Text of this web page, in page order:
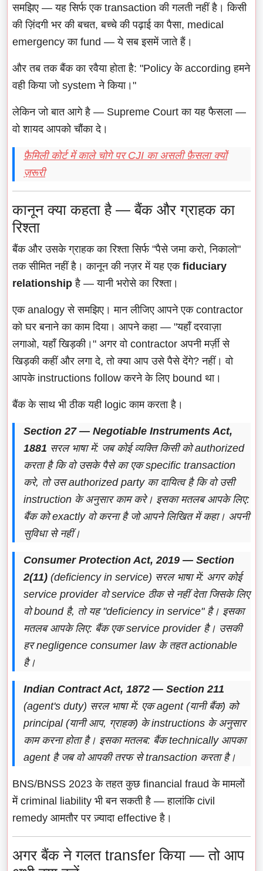
समझिए — यह सिर्फ एक transaction की गलती नहीं है। किसी
की ज़िंदगी भर की बचत, बच्चे की पढ़ाई का पैसा, medical
emergency का fund — ये सब इसमें जाते हैं।
और तब तक बैंक का रवैया होता है: "Policy के according हमने
वही किया जो system ने किया।"
लेकिन जो बात आगे है — Supreme Court का यह फैसला —
वो शायद आपको चौंका दे।
फ़ैमिली कोर्ट में काले चोगे पर CJI का असली फ़ैसला क्यों
ज़रूरी
कानून क्या कहता है — बैंक और ग्राहक का
रिश्ता
बैंक और उसके ग्राहक का रिश्ता सिर्फ "पैसे जमा करो, निकालो"
तक सीमित नहीं है। कानून की नज़र में यह एक fiduciary
relationship है — यानी भरोसे का रिश्ता।
एक analogy से समझिए। मान लीजिए आपने एक contractor
को घर बनाने का काम दिया। आपने कहा — "यहाँ दरवाज़ा
लगाओ, यहाँ खिड़की।" अगर वो contractor अपनी मर्ज़ी से
खिड़की कहीं और लगा दे, तो क्या आप उसे पैसे देंगे? नहीं। वो
आपके instructions follow करने के लिए bound था।
बैंक के साथ भी ठीक यही logic काम करता है।
Section 27 — Negotiable Instruments Act,
1881 सरल भाषा में: जब कोई व्यक्ति किसी को authorized
करता है कि वो उसके पैसे का एक specific transaction
करे, तो उस authorized party का दायित्व है कि वो उसी
instruction के अनुसार काम करे। इसका मतलब आपके लिए:
बैंक को exactly वो करना है जो आपने लिखित में कहा। अपनी
सुविधा से नहीं।
Consumer Protection Act, 2019 — Section
2(11) (deficiency in service) सरल भाषा में: अगर कोई
service provider वो service ठीक से नहीं देता जिसके लिए
वो bound है, तो यह "deficiency in service" है। इसका
मतलब आपके लिए: बैंक एक service provider है। उसकी
हर negligence consumer law के तहत actionable
है।
Indian Contract Act, 1872 — Section 211
(agent's duty) सरल भाषा में: एक agent (यानी बैंक) को
principal (यानी आप, ग्राहक) के instructions के अनुसार
काम करना होता है। इसका मतलब: बैंक technically आपका
agent है जब वो आपकी तरफ से transaction करता है।
BNS/BNSS 2023 के तहत कुछ financial fraud के मामलों
में criminal liability भी बन सकती है — हालांकि civil
remedy आमतौर पर ज़्यादा effective है।
अगर बैंक ने गलत transfer किया — तो आप